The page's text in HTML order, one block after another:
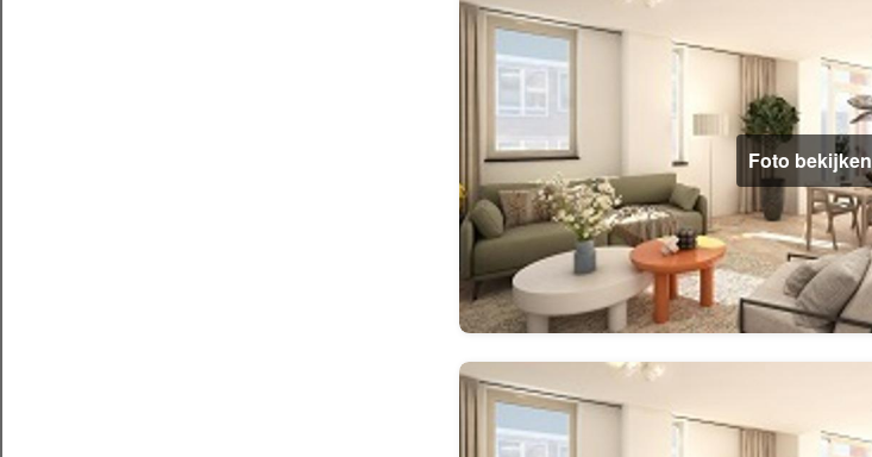
Foto bekijken